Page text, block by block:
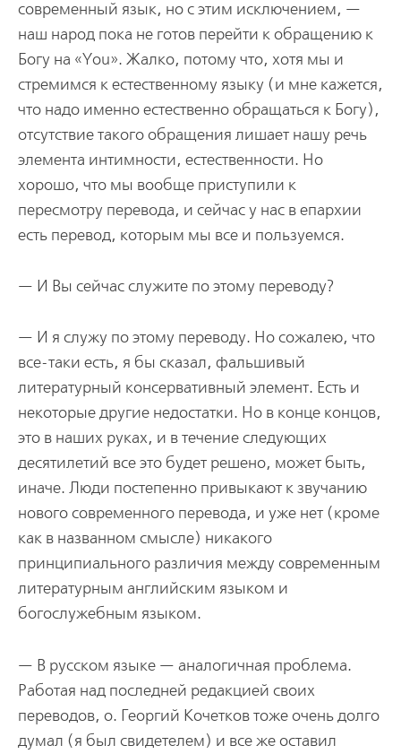
современный язык, но с этим исключением, —
наш народ пока не готов перейти к обращению к
Богу на «You». Жалко, потому что, хотя мы и
стремимся к естественному языку (и мне кажется,
что надо именно естественно обращаться к Богу),
отсутствие такого обращения лишает нашу речь
элемента интимности, естественности. Но
хорошо, что мы вообще приступили к
пересмотру перевода, и сейчас у нас в епархии
есть перевод, которым мы все и пользуемся.
— И Вы сейчас служите по этому переводу?
— И я служу по этому переводу. Но сожалею, что
все-таки есть, я бы сказал, фальшивый
литературный консервативный элемент. Есть и
некоторые другие недостатки. Но в конце концов,
это в наших руках, и в течение следующих
десятилетий все это будет решено, может быть,
иначе. Люди постепенно привыкают к звучанию
нового современного перевода, и уже нет (кроме
как в названном смысле) никакого
принципиального различия между современным
литературным английским языком и
богослужебным языком.
— В русском языке — аналогичная проблема.
Работая над последней редакцией своих
переводов, о. Георгий Кочетков тоже очень долго
думал (я был свидетелем) и все же оставил